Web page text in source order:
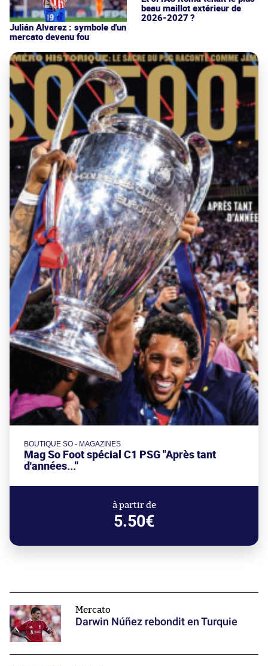
Julián Alvarez : symbole d'un
mercato devenu fou
beau maillot extérieur de
2026-2027 ?
BOUTIQUE SO - MAGAZINES
Mag So Foot spécial C1 PSG "Après tant
d'années..."
à partir de
5.50€
Mercato
Darwin Núñez rebondit en Turquie